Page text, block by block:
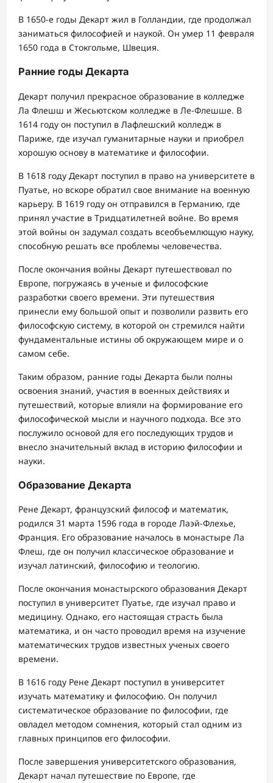
В 1650-е годы Декарт жил в Голландии, где продолжал
заниматься философией и наукой. Он умер 11 февраля
1650 года в Стокгольме, Швеция.
Ранние годы Декарта
Декарт получил прекрасное образование в колледже
Ла Флешш и Жесьютском колледже в Ле-Флешше. В
1614 году он поступил в Лафлешский колледж в
Париже, где изучал гуманитарные науки и приобрел
хорошую основу в математике и философии.
В 1618 году Декарт поступил в право на университете в
Пуатье, но вскоре обратил свое внимание на военную
карьеру. В 1619 году он отправился в Германию, где
принял участие в Тридцатилетней войне. Во время
этой войны он задумал создать всеобъемлющую науку,
способную решать все проблемы человечества.
После окончания войны Декарт путешествовал по
Европе, погружаясь в ученые и философские
разработки своего времени. Эти путешествия
принесли ему большой опыт и позволили развить его
философскую систему, в которой он стремился найти
фундаментальные истины об окружающем мире и о
самом себе.
Таким образом, ранние годы Декарта были полны
освоения знаний, участия в военных действиях и
путешествий, которые влияли на формирование его
философической мысли и научного подхода. Все это
послужило основой для его последующих трудов и
внесло значительный вклад в историю философии и
науки.
Образование Декарта
Рене Декарт, французский философ и математик,
родился 31 марта 1596 года в городе Лаэй-Флехье,
Франция. Его образование началось в монастыре Ла
Флеш, где он получил классическое образование и
изучал латинский, философию и теологию.
После окончания монастырского образования Декарт
поступил в университет Пуатье, где изучал право и
медицину. Однако, его настоящая страсть была
математика, и он часто проводил время на изучение
математических трудов известных ученых своего
времени.
В 1616 году Рене Декарт поступил в университет
изучать математику и философию. Он получил
систематическое образование по философии, где
овладел методом сомнения, который стал одним из
главных принципов его философии.
После завершения университетского образования,
Декарт начал путешествие по Европе, где